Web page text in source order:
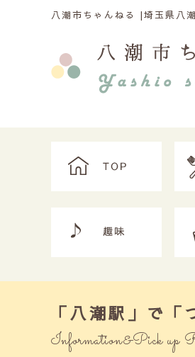
八潮市ちゃんねる |埼玉県八
「八潮駅」で
Information&Pick up